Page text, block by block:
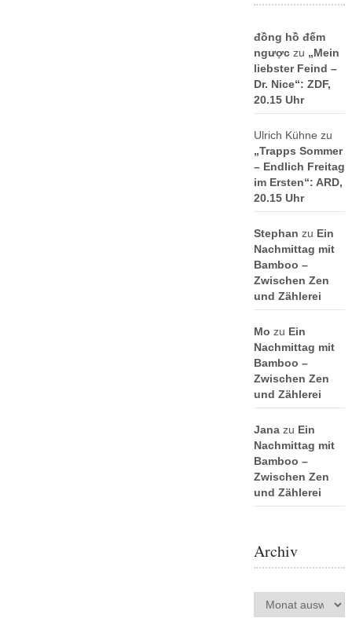
đồng hồ đếm
ngượczu „Mein
liebster Feind –
Dr. Nice“: ZDF,
20.15 Uhr
Ulrich Kühne zu
„Trapps Sommer
– Endlich Freitag
im Ersten“: ARD,
20.15 Uhr
Stephan zu Ein
Nachmittag mit
Bamboo –
Zwischen Zen
und Zählerei
Mo zu Ein
Nachmittag mit
Bamboo –
Zwischen Zen
und Zählerei
Janazu Ein
Nachmittag mit
Bamboo –
Zwischen Zen
und Zählerei
Archiv
Archiv